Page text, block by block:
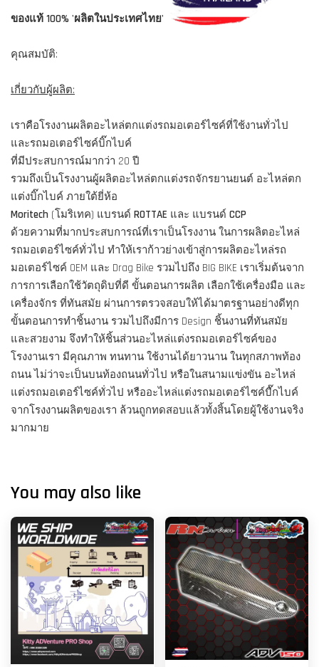
ของแท้ 100% 'ผลิตในประเทศไทย'
คุณสมบัติ:
เกี่ยวกับผู้ผลิต:
เราคือโรงงานผลิตอะไหล่ตกแต่งรถมอเตอร์ไซค์ที่ใช้งานทั่วไป
และรถมอเตอร์ไซค์บิ๊กไบค์
ที่มีประสบการณ์มากว่า 20 ปี
รวมถึงเป็นโรงงานผู้ผลิตอะไหล่ตกแต่งรถจักรยานยนต์ อะไหล่ตก
แต่งบิ๊กไบค์ ภายใต้ยี่ห้อ
Moritech (โมริเทค) แบรนด์ ROTTAE และ แบรนด์ CCP
ด้วยความที่มากประสบการณ์ที่เราเป็นโรงงาน ในการผลิตอะไหล่
รถมอเตอร์ไซค์ทั่วไป ทำให้เราก้าวย่างเข้าสู่การผลิตอะไหล่รถ
มอเตอร์ไซค์ OEM และ Drag Bike รวมไปถึง BIG BIKE เราเริ่มต้นจาก
การการเลือกใช้วัตถุดิบที่ดี ขั้นตอนการผลิต เลือกใช้เครื่องมือ และ
เครื่องจักร ที่ทันสมัย ผ่านการตรวจสอบให้ได้มาตรฐานอย่างดีทุก
ขั้นตอนการทำชิ้นงาน รวมไปถึงมีการ Design ชิ้นงานที่ทันสมัย
และสวยงาม จึงทำให้ชิ้นส่วนอะไหล่แต่งรถมอเตอร์ไซค์ของ
โรงงานเรา มีคุณภาพ ทนทาน ใช้งานได้ยาวนาน ในทุกสภาพท้อง
ถนน ไม่ว่าจะเป็นบนท้องถนนทั่วไป หรือในสนามแข่งขัน อะไหล่
แต่งรถมอเตอร์ไซค์ทั่วไป หรืออะไหล่แต่งรถมอเตอร์ไซค์บื๊กไบค์
จากโรงงานผลิตของเรา ล้วนถูกทดสอบแล้วทั้งสิ้นโดยผู้ใช้งานจริง
มากมาย
You may also like